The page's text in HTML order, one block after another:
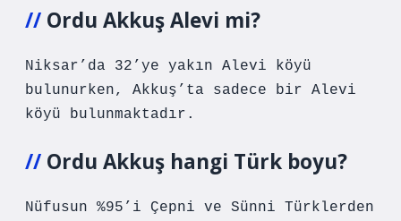
Ordu Akkuş Alevi mi?
Niksar’da 32’ye yakın Alevi köyü
bulunurken, Akkuş’ta sadece bir Alevi
köyü bulunmaktadır.
Ordu Akkuş hangi Türk boyu?
Nüfusun %95’i Çepni ve Sünni Türklerden